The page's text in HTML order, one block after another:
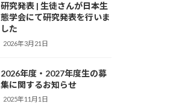
研究発表 | 生徒さんが日本生
態学会にて研究発表を行いま
した
2026年3月21日
2026年度・2027年度生の募
集に関するお知らせ
2025年11月1日